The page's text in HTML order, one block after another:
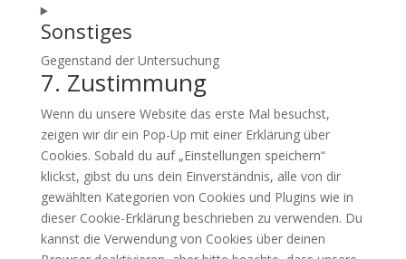
fonts
Consent
to
google-
maps
Sonstiges
Gegenstand der Untersuchung
Consent
service
sonstiges
7. Zustimmung
Wenn du unsere Website das erste Mal besuchst,
zeigen wir dir ein Pop-Up mit einer Erklärung über
Cookies. Sobald du auf „Einstellungen speichern“
klickst, gibst du uns dein Einverständnis, alle von dir
gewählten Kategorien von Cookies und Plugins wie in
dieser Cookie-Erklärung beschrieben zu verwenden. Du
kannst die Verwendung von Cookies über deinen